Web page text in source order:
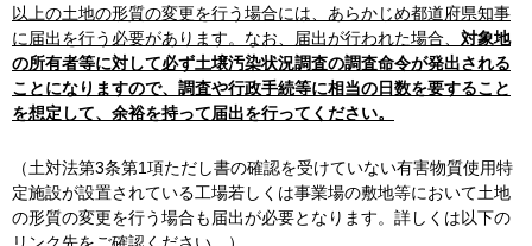
以上の土地の形質の変更を行う場合には、あらかじめ都道府県知事
に届出を行う必要があります。なお、届出が行われた場合、 対象地
の所有者等に対して必ず土壌汚染状況調査の調査命令が発出される
ことになりますので、調査や行政手続等に相当の日数を要すること
を想定して、余裕を持って届出を行ってください。
（土対法第3条第1項ただし書の確認を受けていない有害物質使用特
定施設が設置されている工場若しくは事業場の敷地等において土地
の形質の変更を行う場合も届出が必要となります。詳しくは以下の